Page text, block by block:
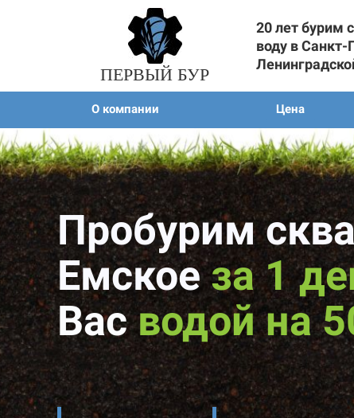
ПЕРВЫЙ БУР
20 лет бурим
воду в Санкт-
О компании Цена
Пробурим
Емскоеза 1
Васводой на